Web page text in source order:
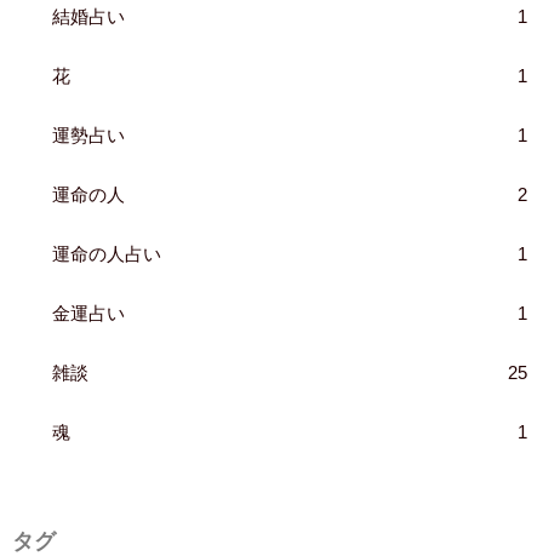
結婚占い 1
花 1
運勢占い 1
運命の人 2
運命の人占い 1
金運占い 1
雑談 25
魂 1
タグ